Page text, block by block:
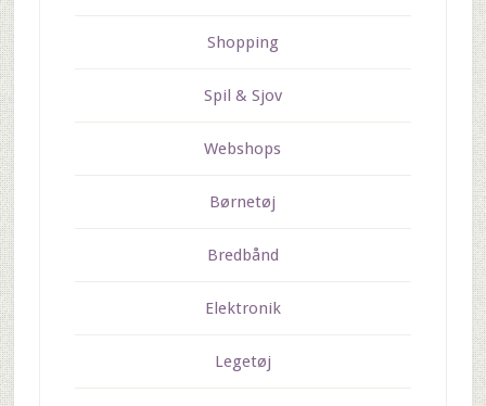
Shopping
Spil & Sjov
Webshops
Børnetøj
Bredbånd
Elektronik
Legetøj